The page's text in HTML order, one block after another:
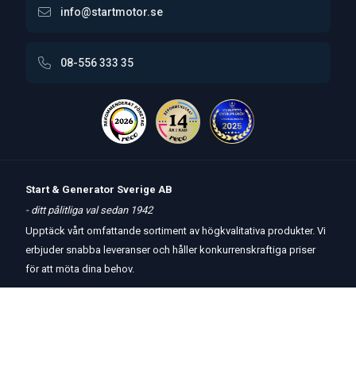
info@startmotor.se
08-556 333 35
Start & Generator Sverige AB
- ditt pålitliga val sedan 1942
Upptäck vårt omfattande sortiment av högkvalitativa produkter. Vi
erbjuder snabba leveranser och håller konkurrenskraftiga priser
för att möta dina behov.